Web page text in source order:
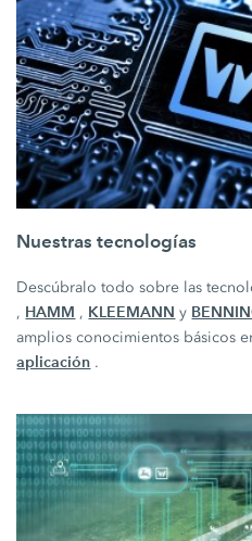
Nuestras tecnologías
Descúbralo todo sobre las
, HAMM , KLEEMANN y
amplios conocimientos básicos
aplicación .